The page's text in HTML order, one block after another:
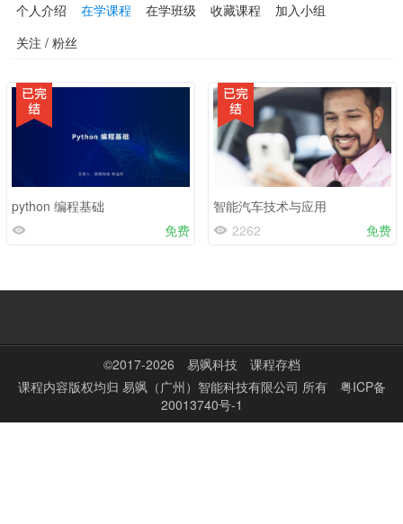
个人介绍 在学课程 在学班级 收藏课程
加入小组
关注 / 粉丝
python 编程基础
免费
智能汽车技术与应用
2262
免费
©2017-2026 易飒科技
课程存档
课程内容版权均归 易飒（广州）智能科技有限公司 所有
粤ICP备
20013740号-1